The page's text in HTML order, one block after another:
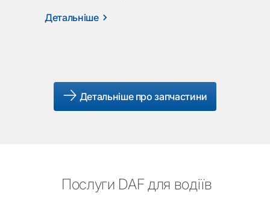
Детальніше
Детальніше про запчастини
Послуги DAF для водіїв